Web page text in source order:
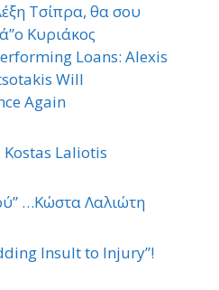
Τσίπρα, θα σου
Κυριάκος
Loans: Alexis
Will
Again
Laliotis
…Κώστα Λαλιώτη
Insult to Injury”!